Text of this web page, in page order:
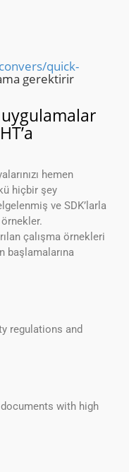
quick-
gerektirir
hemen
hiçbir şey
ve SDK’larla
çalışma örnekleri
başlamalarına
regulations and
with high